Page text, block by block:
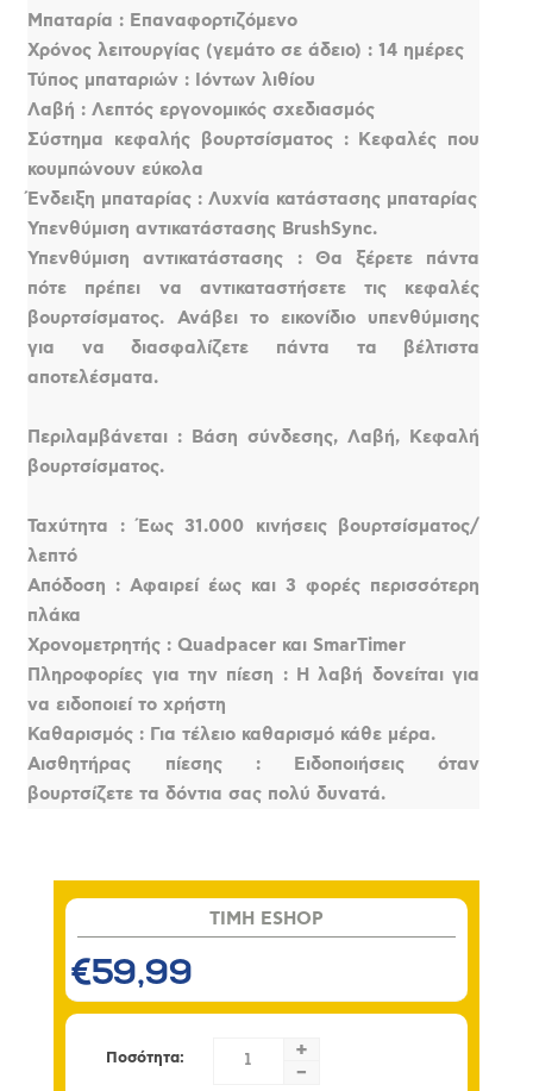
Μπαταρία : Επαναφορτιζόμενο
Χρόνος λειτουργίας (γεμάτο σε άδειο) : 14 ημέρες
Τύπος μπαταριών : Ιόντων λιθίου
Λαβή : Λεπτός εργονομικός σχεδιασμός
Σύστημα κεφαλής βουρτσίσματος : Κεφαλές που
κουμπώνουν εύκολα
Ένδειξη μπαταρίας : Λυχνία κατάστασης μπαταρίας
Υπενθύμιση αντικατάστασης BrushSync.
Υπενθύμιση αντικατάστασης : Θα ξέρετε πάντα
πότε πρέπει να αντικαταστήσετε τις κεφαλές
βουρτσίσματος. Ανάβει το εικονίδιο υπενθύμισης
για να διασφαλίζετε πάντα τα βέλτιστα
αποτελέσματα.
Περιλαμβάνεται : Βάση σύνδεσης, Λαβή, Κεφαλή
βουρτσίσματος.
Ταχύτητα : Έως 31.000 κινήσεις βουρτσίσματος/
λεπτό
Απόδοση : Αφαιρεί έως και 3 φορές περισσότερη
πλάκα
Χρονομετρητής : Quadpacer και SmarTimer
Πληροφορίες για την πίεση : Η λαβή δονείται για
να ειδοποιεί το χρήστη
Καθαρισμός : Για τέλειο καθαρισμό κάθε μέρα.
Αισθητήρας πίεσης : Ειδοποιήσεις όταν
βουρτσίζετε τα δόντια σας πολύ δυνατά.
TIMH ESHOP
€59,99
Ποσότητα:
+
-